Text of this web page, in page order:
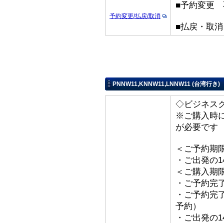
予約変更/払戻/取消
■予約変更
■払戻・取
PNNW11,KNNW11,LNNW11 (台湾行き)
◇ビジネス
※ご購入時
が必要です
＜ご予約期
・ご出発の
＜ご購入期
・ご予約完
・ご予約完
予約）
・ご出発の